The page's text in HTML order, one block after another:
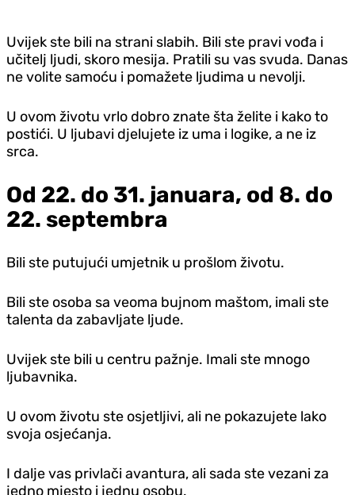
Uvijek ste bili na strani slabih. Bili ste pravi vođa i
učitelj ljudi, skoro mesija. Pratili su vas svuda. Danas
ne volite samoću i pomažete ljudima u nevolji.
U ovom životu vrlo dobro znate šta želite i kako to
postići. U ljubavi djelujete iz uma i logike, a ne iz
srca.
Od 22. do 31. januara, od 8. do
22. septembra
Bili ste putujući umjetnik u prošlom životu.
Bili ste osoba sa veoma bujnom maštom, imali ste
talenta da zabavljate ljude.
Uvijek ste bili u centru pažnje. Imali ste mnogo
ljubavnika.
U ovom životu ste osjetljivi, ali ne pokazujete lako
svoja osjećanja.
I dalje vas privlači avantura, ali sada ste vezani za
jedno mjesto i jednu osobu.